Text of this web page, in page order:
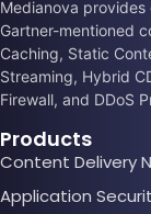
Medianova
Gartner-mentioned
Caching, Static
Streaming, Hybrid
Firewall, and DDoS
Products
Content Delivery
Application